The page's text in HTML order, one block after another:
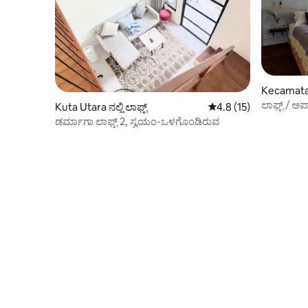
Kuta Utara ನಲ್ಲಿ ಲಾಫ್ಟ್ 5 ರಲ್ಲಿ 4.8 ಸರಾಸರಿ
4.8 (15)
ಡರ್ಮಾಗಾ ಲಾಫ್ಟ್ 2, ಸ್ವಯಂ-ಒಳಗೊಂಡಿರುವ